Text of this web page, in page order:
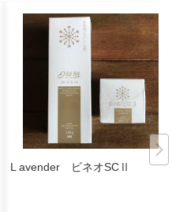
L avender ビネオSCⅡ